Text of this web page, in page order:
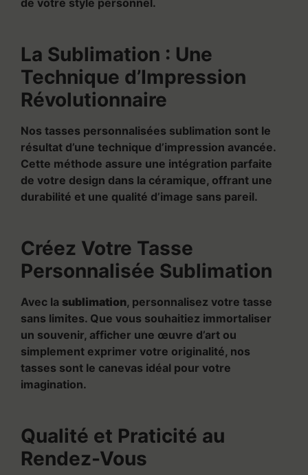
de votre style personnel.
La Sublimation : Une
Technique d’Impression
Révolutionnaire
Nos tasses personnalisées sublimation sont le
résultat d’une technique d’impression avancée.
Cette méthode assure une intégration parfaite
de votre design dans la céramique, offrant une
durabilité et une qualité d’image sans pareil.
Créez Votre Tasse
Personnalisée Sublimation
Avec la sublimation, personnalisez votre tasse
sans limites. Que vous souhaitiez immortaliser
un souvenir, afficher une œuvre d’art ou
simplement exprimer votre originalité, nos
tasses sont le canevas idéal pour votre
imagination.
Qualité et Praticité au
Rendez-Vous